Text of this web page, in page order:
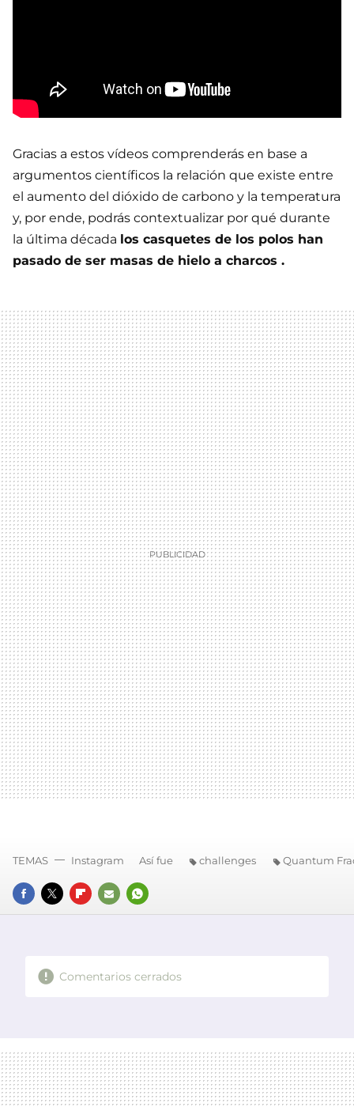
Gracias a estos vídeos comprenderás en base a
argumentos científicos la relación que existe entre
el aumento del dióxido de carbono y la temperatura
y, por ende, podrás contextualizar por qué durante
la última década los casquetes de los polos han
pasado de ser masas de hielo a charcos .
FACEBOOK
TWITTERFLIPBOARD
E-
WHATSAPP
TEMAS Instagram Así fue challenges Quantum
Comentarios cerrados